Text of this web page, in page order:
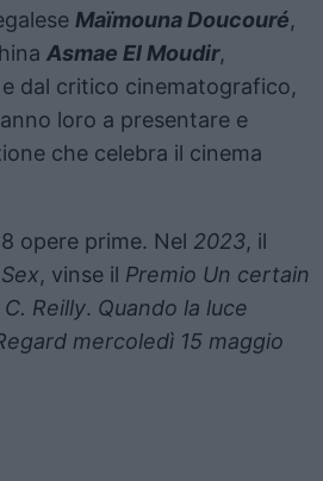
Maïmouna Doucouré,
Asmae El Moudir,
e dal critico cinematografico,
loro a presentare e
che celebra il cinema
opere prime. Nel 2023, il
, vinse il Premio Un certain
Reilly. Quando la luce
mercoledì 15 maggio